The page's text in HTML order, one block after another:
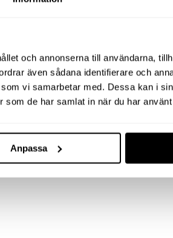
och annonserna till användarna,
även sådana identifierare och
vi samarbetar med. Dessa kan i
som de har samlat in när du har
Anpassa